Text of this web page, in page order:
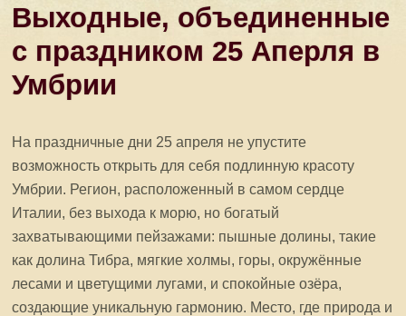
Выходные, объединенные
с праздником 25 Аперля в
Умбрии
На праздничные дни 25 апреля не упустите
возможность открыть для себя подлинную красоту
Умбрии. Регион, расположенный в самом сердце
Италии, без выхода к морю, но богатый
захватывающими пейзажами: пышные долины, такие
как долина Тибра, мягкие холмы, горы, окружённые
лесами и цветущими лугами, и спокойные озёра,
создающие уникальную гармонию. Место, где природа и